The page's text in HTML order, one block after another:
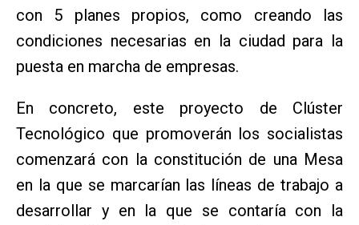
con 5 planes propios, como creando las
condiciones necesarias en la ciudad para la
puesta en marcha de empresas.
En concreto, este proyecto de Clúster
Tecnológico que promoverán los socialistas
comenzará con la constitución de una Mesa
en la que se marcarían las líneas de trabajo a
desarrollar y en la que se contaría con la